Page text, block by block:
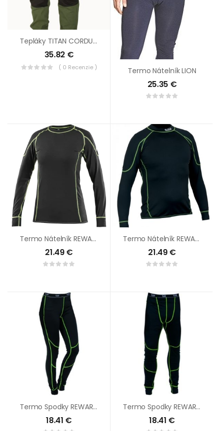
Tepláky TITAN CORDURA Zelené
35.82 €
( 0 Recenzie ) Termo Nátelník LION
25.35 €
Termo Nátelník REWARD Dámsky
21.49€
Termo Nátelník REWARD Pánsky
21.49€
Termo Spodky REWARD Dámske
18.41 €
Termo Spodky REWARD Pánske
18.41 €